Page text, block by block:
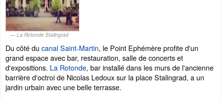
La Rotonde Stalingrad
Du côté du canal Saint-Martin, le Point Ephémère profite d'un
grand espace avec bar, restauration, salle de concerts et
d'expositions. La Rotonde, bar installé dans les murs de l'ancienne
barrière d'octroi de Nicolas Ledoux sur la place Stalingrad, a un
jardin urbain avec une belle terrasse.